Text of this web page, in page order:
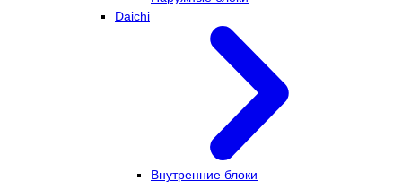
Daichi
Внутренние блоки